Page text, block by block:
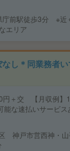
庁前駅徒歩3分 ※近
エリア
し＊同業務者
円＋交 【月収例】
な速払いサービス
神戸市営西神・